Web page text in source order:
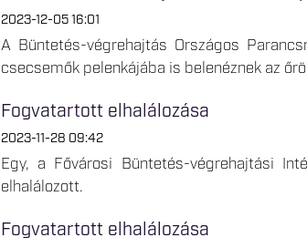
2023-12-05 16:01
A Büntetés-végrehajtás Országos
csecsemők pelenkájába is belenéznek az
Fogvatartott elhalálozása
2023-11-28 09:42
Egy, a Fővárosi Büntetés-végrehajtási
elhalálozott.
Fogvatartott elhalálozása